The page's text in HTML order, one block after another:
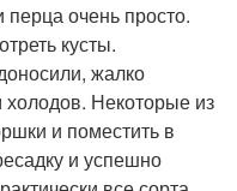
очень просто.
кусты.
жалко
Некоторые из
и поместить в
и успешно